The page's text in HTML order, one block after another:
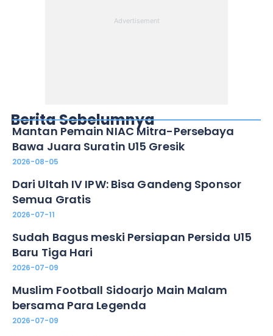
Berita Sebelumnya
Mantan Pemain NIAC Mitra-Persebaya
Bawa Juara Suratin U15 Gresik
2026-08-05
Dari Ultah IV IPW: Bisa Gandeng Sponsor
Semua Gratis
2026-07-11
Sudah Bagus meski Persiapan Persida U15
Baru Tiga Hari
2026-07-09
Muslim Football Sidoarjo Main Malam
bersama Para Legenda
2026-07-09